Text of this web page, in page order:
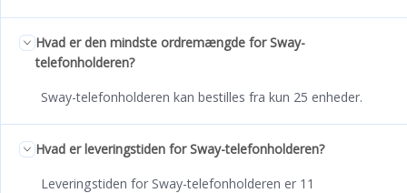
Hvad er den mindste ordremængde for Sway-
telefonholderen?
Sway-telefonholderen kan bestilles fra kun 25 enheder.
Hvad er leveringstiden for Sway-telefonholderen?
Leveringstiden for Sway-telefonholderen er 11